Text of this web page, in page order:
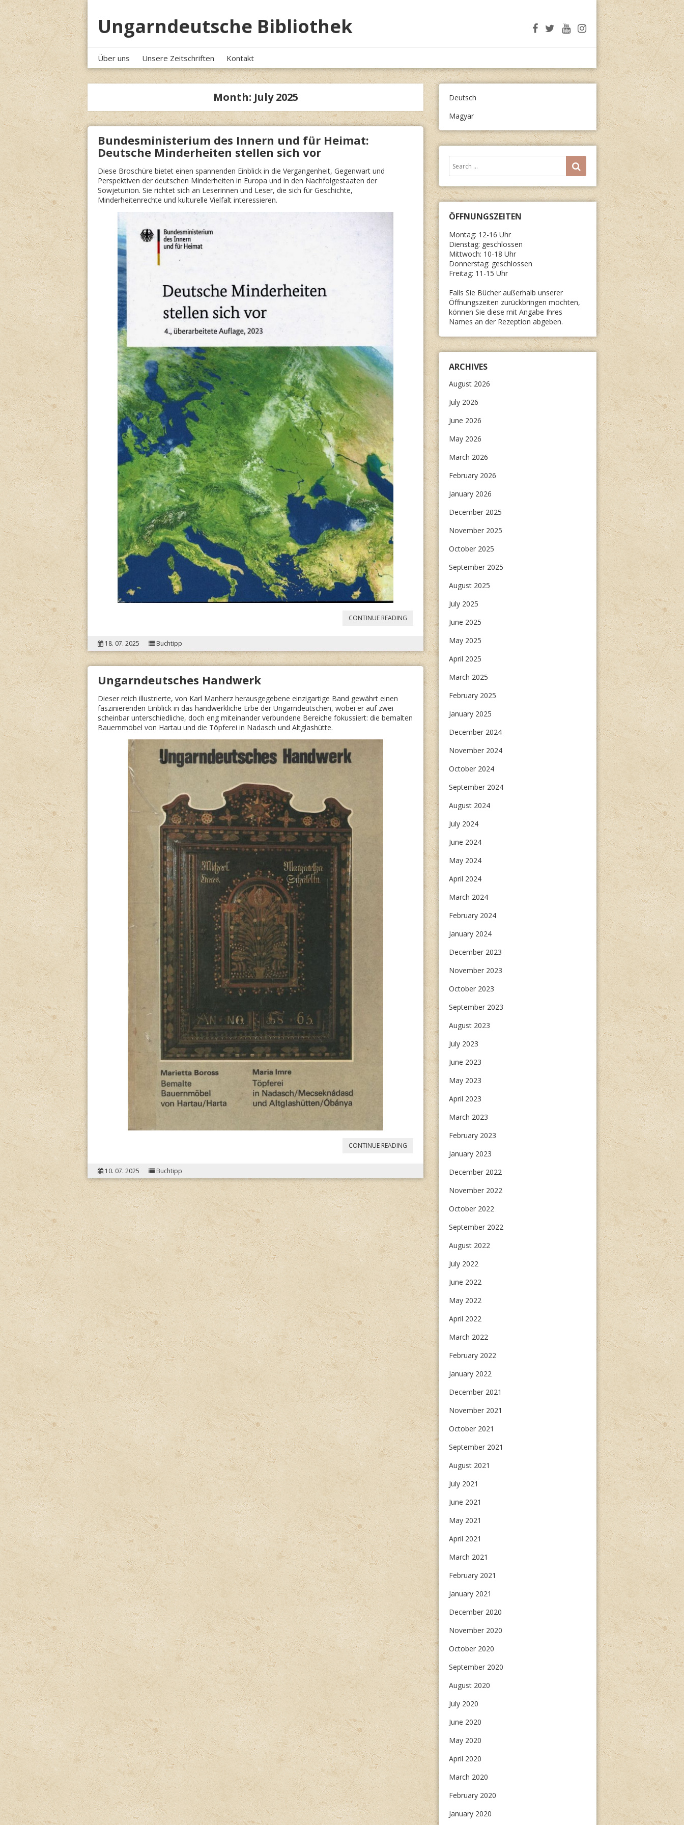
Skip
Ungarndeutsche Bibliothek
Über uns Unsere Zeitschriften Kontakt
Month: July 2025
Bundesministerium des Innern und für Heimat:
Deutsche Minderheiten stellen sich vor
Diese Broschüre bietet einen spannenden Einblick in die Vergangenheit, Gegenwart und
Perspektiven der deutschen Minderheiten in Europa und in den Nachfolgestaaten der
Sowjetunion. Sie richtet sich an Leserinnen und Leser, die sich für Geschichte,
Minderheitenrechte und kulturelle Vielfalt interessieren.
CONTINUE READING
BUNDESMINISTERIUM
INNERN
UND
HEIMAT:
DEUTSCHE
MINDERHEITEN
STELLEN
18. 07. 2025 Buchtipp
Ungarndeutsches Handwerk
Dieser reich illustrierte, von Karl Manherz herausgegebene einzigartige Band gewährt einen
faszinierenden Einblick in das handwerkliche Erbe der Ungarndeutschen, wobei er auf zwei
scheinbar unterschiedliche, doch eng miteinander verbundene Bereiche fokussiert: die bemalten
Bauernmöbel von Hartau und die Töpferei in Nadasch und Altglashütte.
CONTINUE READING
UNGARNDEUTSCHES
HANDWERK
10. 07. 2025
Buchtipp
Deutsch
Magyar
Search
for:
SEARCH
ÖFFNUNGSZEITEN
Montag: 12-16 Uhr
Dienstag: geschlossen
Mittwoch: 10-18 Uhr
Donnerstag: geschlossen
Freitag: 11-15 Uhr
Falls Sie Bücher außerhalb unserer
Öffnungszeiten zurückbringen möchten,
können Sie diese mit Angabe Ihres
Names an der Rezeption abgeben.
ARCHIVES
August 2026
July 2026
June 2026
May 2026
March 2026
February 2026
January 2026
December 2025
November 2025
October 2025
September 2025
August 2025
July 2025
June 2025
May 2025
April 2025
March 2025
February 2025
January 2025
December 2024
November 2024
October 2024
September 2024
August 2024
July 2024
June 2024
May 2024
April 2024
March 2024
February 2024
January 2024
December 2023
November 2023
October 2023
September 2023
August 2023
July 2023
June 2023
May 2023
April 2023
March 2023
February 2023
January 2023
December 2022
November 2022
October 2022
September 2022
August 2022
July 2022
June 2022
May 2022
April 2022
March 2022
February 2022
January 2022
December 2021
November 2021
October 2021
September 2021
August 2021
July 2021
June 2021
May 2021
April 2021
March 2021
February 2021
January 2021
December 2020
November 2020
October 2020
September 2020
August 2020
July 2020
June 2020
May 2020
April 2020
March 2020
February 2020
January 2020